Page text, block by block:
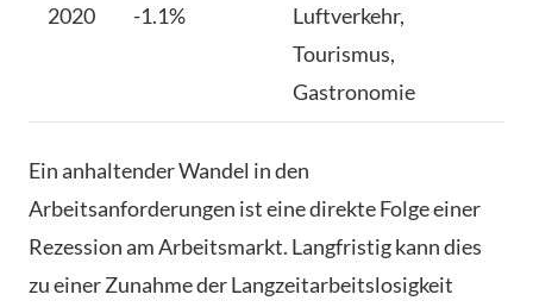
2020 -1.1%
Luftverkehr,
Tourismus,
Gastronomie
Ein anhaltender Wandel in den
Arbeitsanforderungen ist eine direkte Folge einer
Rezession am Arbeitsmarkt. Langfristig kann dies
zu einer Zunahme der Langzeitarbeitslosigkeit